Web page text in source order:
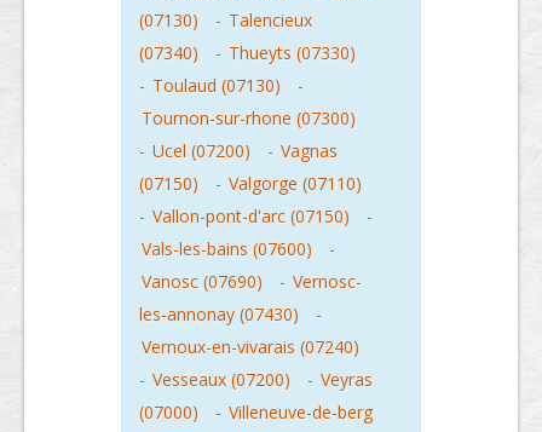
(07130)
- Talencieux
(07340)
- Thueyts (07330)
- Toulaud (07130)
-
Tournon-sur-rhone (07300)
- Ucel (07200) - Vagnas
(07150)
- Valgorge (07110)
- Vallon-pont-d'arc (07150)
-
Vals-les-bains (07600)
-
Vanosc (07690)
- Vernosc-
les-annonay (07430)
-
Vernoux-en-vivarais (07240)
- Vesseaux (07200) - Veyras
(07000)
- Villeneuve-de-berg